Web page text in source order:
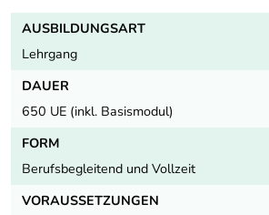
AUSBILDUNGSART
Lehrgang
DAUER
650 UE (inkl. Basismodul)
FORM
Berufsbegleitend und Vollzeit
VORAUSSETZUNGEN